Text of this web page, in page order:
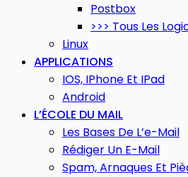
Postbox
>>> Tous Les
Linux
APPLICATIONS
IOS, IPhone Et IPad
Android
L’ÉCOLE DU MAIL
Les Bases De L’e-Mail
Rédiger Un E-Mail
Spam, Arnaques Et